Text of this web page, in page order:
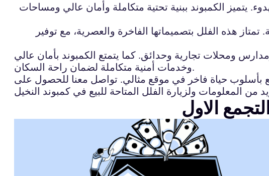
يتميز الكمبوند ببنية تحتية متكاملة وأمان عالي ومساحات
هذه الفلل بتصميماتها الفاخرة والعصرية، مع توفير
ومحلات تجارية وحدائق. كما يتمتع الكمبوند بأمان عالي
وخدمات أمنية متكاملة لضمان راحة السكان.
بأسلوب حياة فاخر في موقع مثالي. تواصل معنا للحصول على
الاول